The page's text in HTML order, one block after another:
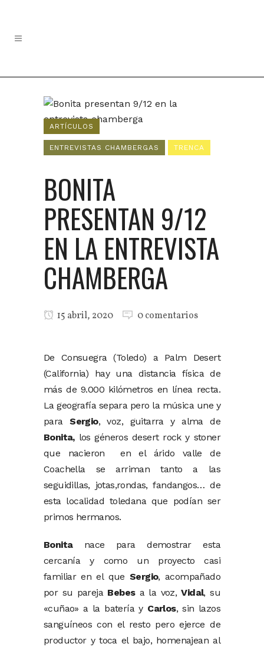
ARTÍCULOS
ENTREVISTAS CHAMBERGAS TRENCA
BONITA
PRESENTAN 9/12
EN LA ENTREVISTA
CHAMBERGA
15 abril, 2020 0 comentarios
De Consuegra (Toledo) a Palm Desert
(California) hay una distancia física de
más de 9.000 kilómetros en línea recta.
La geografía separa pero la música une y
paraSergio, voz, guitarra y alma de
Bonita,los géneros desert rock y stoner
que nacieron en el árido valle de
Coachella se arriman tanto a las
seguidillas, jotas,rondas, fandangos… de
esta localidad toledana que podían ser
primos hermanos.
Bonita nace para demostrar esta
cercanía y como un proyecto casi
familiar en el que Sergio, acompañado
por su pareja Bebesa la voz,Vidal, su
«cuñao» a la batería y Carlos, sin lazos
sanguíneos con el resto pero ejerce de
productor y toca el bajo, homenajean al